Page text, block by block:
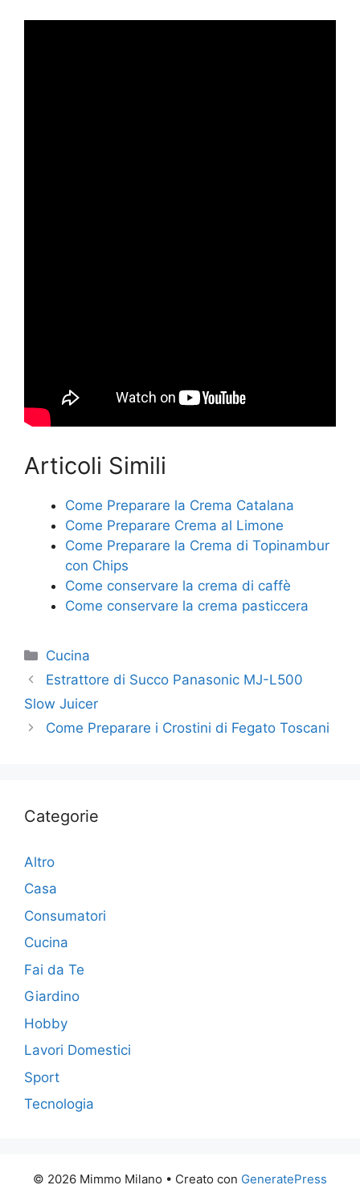
Articoli Simili
Come Preparare la Crema Catalana
Come Preparare Crema al Limone
Come Preparare la Crema di Topinambur
con Chips
Come conservare la crema di caffè
Come conservare la crema pasticcera
Categorie
Cucina
Estrattore di Succo Panasonic MJ-L500
Slow Juicer
Come Preparare i Crostini di Fegato Toscani
Categorie
Altro
Casa
Consumatori
Cucina
Fai da Te
Giardino
Hobby
Lavori Domestici
Sport
Tecnologia
© 2026 Mimmo Milano • Creato con GeneratePress